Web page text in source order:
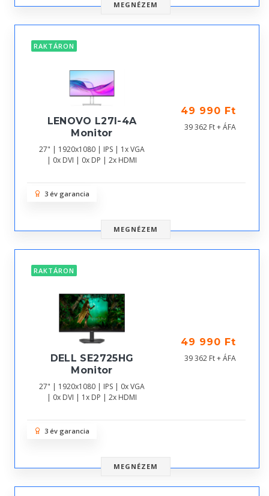
MEGNÉZEM
RAKTÁRON
LENOVO L27I-4A
Monitor
27" | 1920x1080 | IPS | 1x VGA
| 0x DVI | 0x DP | 2x HDMI
49 990 Ft
39 362 Ft + ÁFA
3 év garancia
MEGNÉZEM
RAKTÁRON
DELL SE2725HG
Monitor
27" | 1920x1080 | IPS | 0x VGA
| 0x DVI | 1x DP | 2x HDMI
49 990 Ft
39 362 Ft + ÁFA
3 év garancia
MEGNÉZEM